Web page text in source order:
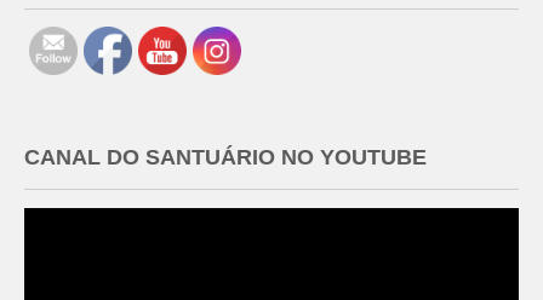
CANAL DO SANTUÁRIO NO YOUTUBE